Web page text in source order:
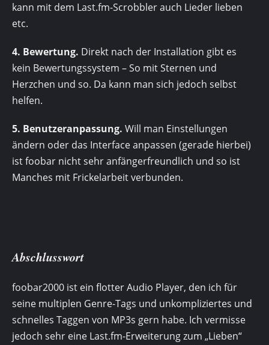
kann mit dem Last.fm-Scrobbler auch Lieder lieben
etc.
4. Bewertung. Direkt nach der Installation gibt es
kein Bewertungssystem – So mit Sternen und
Herzchen und so. Da kann man sich jedoch selbst
helfen.
5. Benutzeranpassung. Will man Einstellungen
ändern oder das Interface anpassen (gerade hierbei)
ist foobar nicht sehr anfängerfreundlich und so ist
Manches mit Frickelarbeit verbunden.
Abschlusswort
foobar2000 ist ein flotter Audio Player, den ich für
seine multiplen Genre-Tags und unkompliziertes und
schnelles Taggen von MP3s gern habe. Ich vermisse
jedoch sehr eine Last.fm-Erweiterung zum „Lieben“